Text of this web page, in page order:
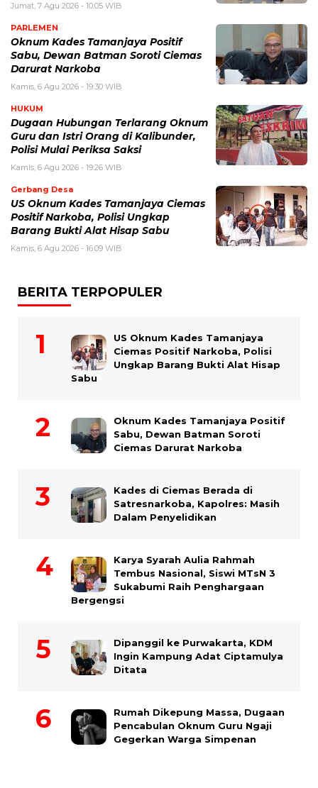
Jumat, 7 Agu 2026 - 10:05 WIB
PARLEMEN
Oknum Kades Tamanjaya Positif
Sabu, Dewan Batman Soroti Ciemas
Darurat Narkoba
Kamis, 6 Agu 2026 - 19:30 WIB
HUKUM
Dugaan Hubungan Terlarang Oknum
Guru dan Istri Orang di Kalibunder,
Polisi Mulai Periksa Saksi
Kamis, 6 Agu 2026 - 19:26 WIB
Gerbang Desa
US Oknum Kades Tamanjaya Ciemas
Positif Narkoba, Polisi Ungkap
Barang Bukti Alat Hisap Sabu
Kamis, 6 Agu 2026 - 16:09 WIB
BERITA TERPOPULER
US Oknum Kades Tamanjaya
Ciemas Positif Narkoba, Polisi
Ungkap Barang Bukti Alat Hisap
Sabu
Oknum Kades Tamanjaya Positif
Sabu, Dewan Batman Soroti
Ciemas Darurat Narkoba
Kades di Ciemas Berada di
Satresnarkoba, Kapolres: Masih
Dalam Penyelidikan
Karya Syarah Aulia Rahmah
Tembus Nasional, Siswi MTsN 3
Sukabumi Raih Penghargaan
Bergengsi
Dipanggil ke Purwakarta, KDM
Ingin Kampung Adat Ciptamulya
Ditata
Rumah Dikepung Massa, Dugaan
Pencabulan Oknum Guru Ngaji
Gegerkan Warga Simpenan